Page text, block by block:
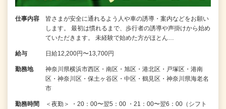
仕事内容
皆さまが安全に通れるよう人や車の誘導・案内などをお願い
します。 最初は慣れるまで、歩行者の誘導や声掛けから始め
ていただきます。 未経験で始めた方がほとん…
給与 日給12,200円〜13,700円
勤務地
神奈川県横浜市西区・南区・旭区・港北区・戸塚区・港南
区・神奈川区・保土ヶ谷区・中区・鶴見区・神奈川県海老名
市
勤務時間
＜夜勤＞ ・20：00〜翌5：00 ・21：00〜翌6：00（シフト